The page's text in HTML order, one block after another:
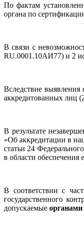
По фактам
органа по
В связи с
RU.0001.10АИ77) и 2
Вследствие
аккредитованных лиц
В результате
«Об аккредитации в
статьи 24
в области обеспечения
В соответствии с
государственного
допускаемые